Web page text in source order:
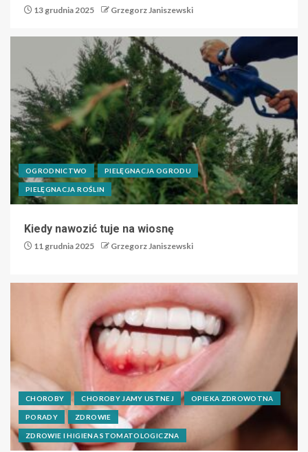
13 grudnia 2025 Grzegorz Janiszewski
OGRODNICTWO PIELĘGNACJA OGRODU
PIELĘGNACJA ROŚLIN
Kiedy nawozić tuje na wiosnę
11 grudnia 2025 Grzegorz Janiszewski
CHOROBY CHOROBY JAMY USTNEJ OPIEKA ZDROWOTNA
PORADY ZDROWIE
ZDROWIE I HIGIENA STOMATOLOGICZNA